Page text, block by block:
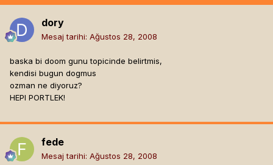
dory
Mesaj tarihi: Ağustos 28, 2008
baska bi doom gunu topicinde belirtmis,
kendisi bugun dogmus
ozman ne diyoruz?
HEPI PORTLEK!
fede
Mesaj tarihi: Ağustos 28, 2008